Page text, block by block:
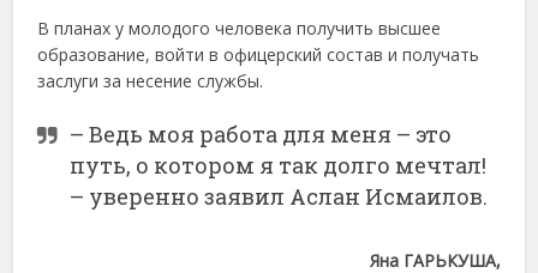
В планах у молодого человека получить высшее
образование, войти в офицерский состав и получать
заслуги за несение службы.
– Ведь моя работа для меня – это
путь, о котором я так долго мечтал!
– уверенно заявил Аслан Исмаилов.
Яна ГАРЬКУША,